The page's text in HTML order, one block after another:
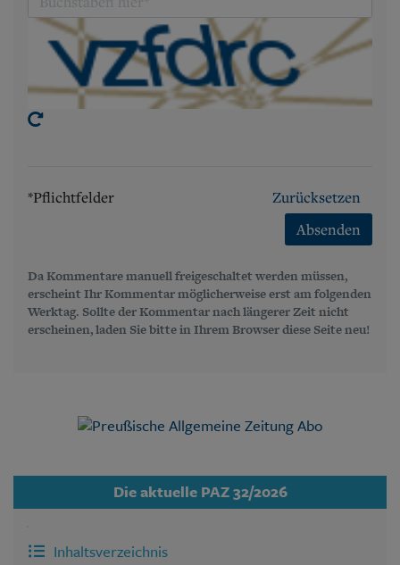
*Pflichtfelder
Zurücksetzen
Absenden
Da Kommentare manuell freigeschaltet werden müssen,
erscheint Ihr Kommentar möglicherweise erst am folgenden
Werktag. Sollte der Kommentar nach längerer Zeit nicht
erscheinen, laden Sie bitte in Ihrem Browser diese Seite neu!
Die aktuelle PAZ 32/2026
Inhaltsverzeichnis